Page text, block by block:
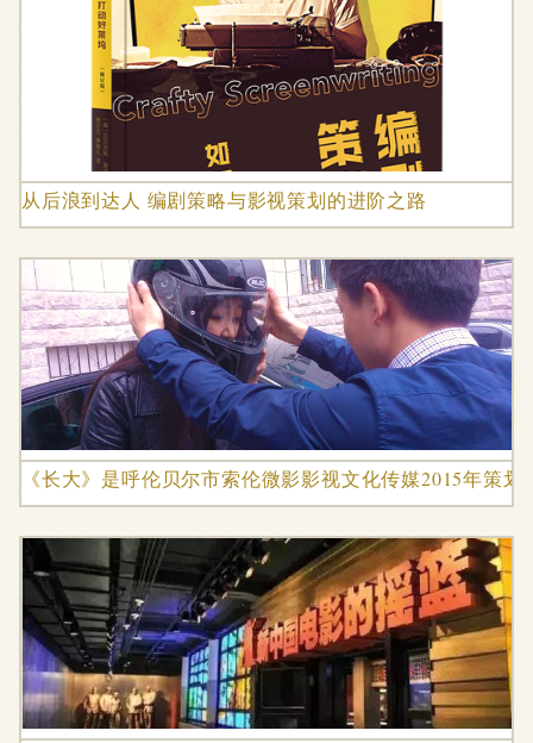
从后浪到达人 编剧策略与影视策划的进阶之路
《长大》是呼伦贝尔市索伦微影影视文化传媒2015年策划